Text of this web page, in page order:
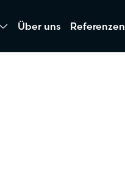
Über uns Referenzen